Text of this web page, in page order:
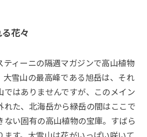
花々
ィーニの隔週マガジンで高山植物
大雪山の最高峰である旭岳は、それ
ではありませんですが、このメイン
れた、北海岳から緑岳の間はここで
ない固有の高山植物の宝庫。すばら